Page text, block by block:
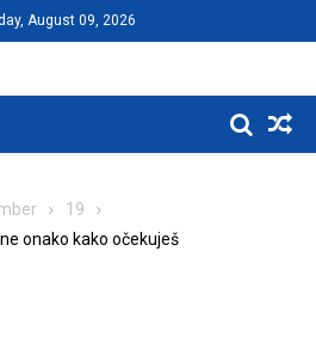
August 09, 2026
19
onako kako očekuješ